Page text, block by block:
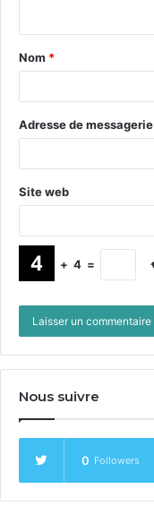
Nom *
Adresse de messagerie
Site web
+ 4 =
Nous suivre
0 Followers